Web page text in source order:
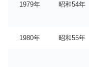
1979年 昭和54年
1980年 昭和55年